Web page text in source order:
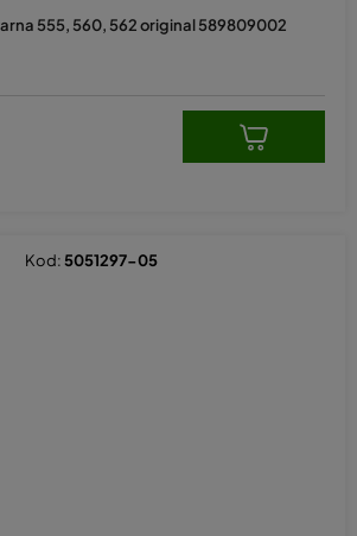
555, 560, 562 original 589809002
Kod: 5051297-05